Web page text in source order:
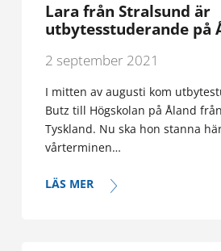
Lara från Stralsund är
utbytesstuderande på
2 september 2021
I mitten av augusti kom
Butz till Högskolan på Åland
Tyskland. Nu ska hon stanna
vårterminen…
LÄS MER